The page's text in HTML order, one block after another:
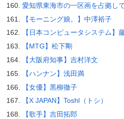
愛知県東海市の一区画を占拠し
【モーニング娘。】中澤裕子
【日本コンピュータシステム】
【MTG】松下剛
【大阪府知事】吉村洋文
【ハンナン】浅田満
【女優】黒柳徹子
【X JAPAN】Toshl（トシ）
【歌手】吉田拓郎